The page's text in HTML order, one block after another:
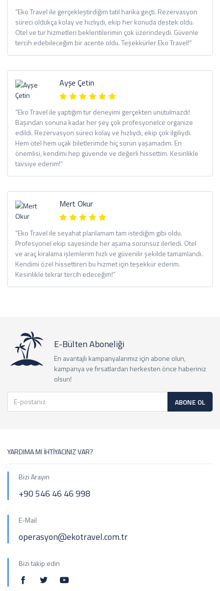
“Eko Travel ile gerçekleştirdiğim tatil harika geçti. Rezervasyon
süreci oldukça kolay ve hızlıydı, ekip her konuda destek oldu.
Otel ve tur hizmetleri beklentilerimin çok üzerindeydi. Güvenle
tercih edebileceğim bir acente oldu. Teşekkürler Eko Travel!”
Ayşe Çetin
“Eko Travel ile yaptığım tur deneyimi gerçekten unutulmazdı!
Başından sonuna kadar her şey çok profesyonelce organize
edildi. Rezervasyon süreci kolay ve hızlıydı, ekip çok ilgiliydi.
Hem otel hem uçak biletlerimde hiç sorun yaşamadım. En
önemlisi, kendimi hep güvende ve değerli hissettim. Kesinlikle
tavsiye ederim!”
Mert Okur
“Eko Travel ile seyahat planlamam tam istediğim gibi oldu.
Profesyonel ekip sayesinde her aşama sorunsuz ilerledi. Otel
ve araç kiralama işlemlerim hızlı ve güvenilir şekilde tamamlandı.
Kendimi özel hissettiren bu hizmet için teşekkür ederim.
Kesinlikle tekrar tercih edeceğim!”
E-Bülten Aboneliği
En avantajlı kampanyalarımız için abone olun,
kampanya ve fırsatlardan herkesten önce haberiniz
olsun!
ABONE OL
YARDIMA MI İHTİYACINIZ VAR?
Bizi Arayın
+90 546 46 46 998
E-Mail
operasyon@ekotravel.com.tr
Bizi takip edin